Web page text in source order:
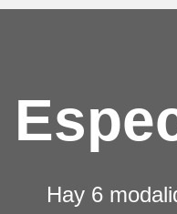
Hay 6